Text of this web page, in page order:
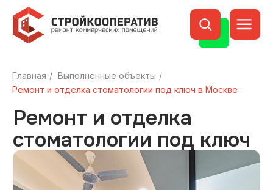
Главная / Выполненные объекты /
Ремонт и отделка стоматологии под ключ в Москве
Ремонт и отделка
стоматологии под ключ
в Москве